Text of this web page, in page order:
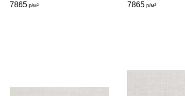
7865р/м² 7865р/м²